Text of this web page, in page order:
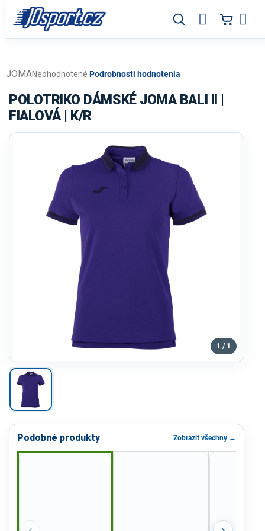
obsah
Priemerné
produktu
je
0,0
Neohodnotené Podrobnosti hodnotenia
JOMA
POLOTRIKO DÁMSKÉ JOMA BALI II |
FIALOVÁ | K/R
1 / 1
Podobné produkty Zobrazit všechny →